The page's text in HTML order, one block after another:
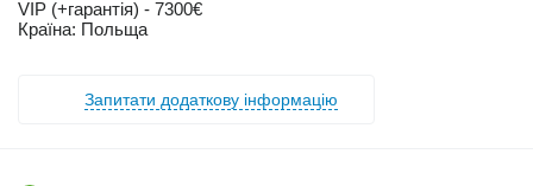
VIP (+гарантія) - 7300€
Країна: Польща
Запитати додаткову інформацію